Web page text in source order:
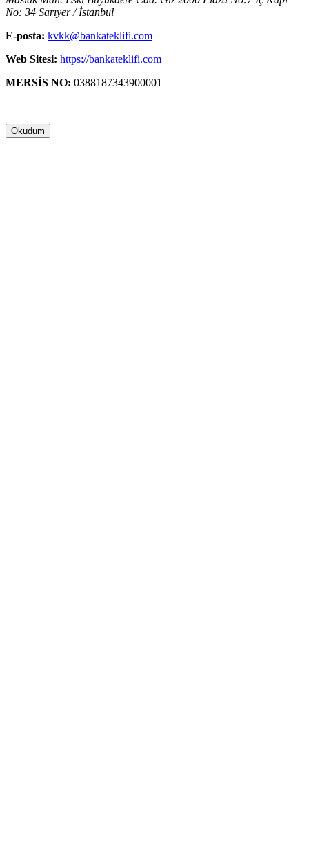
No: 34 Sarıyer / İstanbul
E-posta: kvkk@bankateklifi.com
Web Sitesi: https://bankateklifi.com
MERSİS NO: 0388187343900001
Okudum